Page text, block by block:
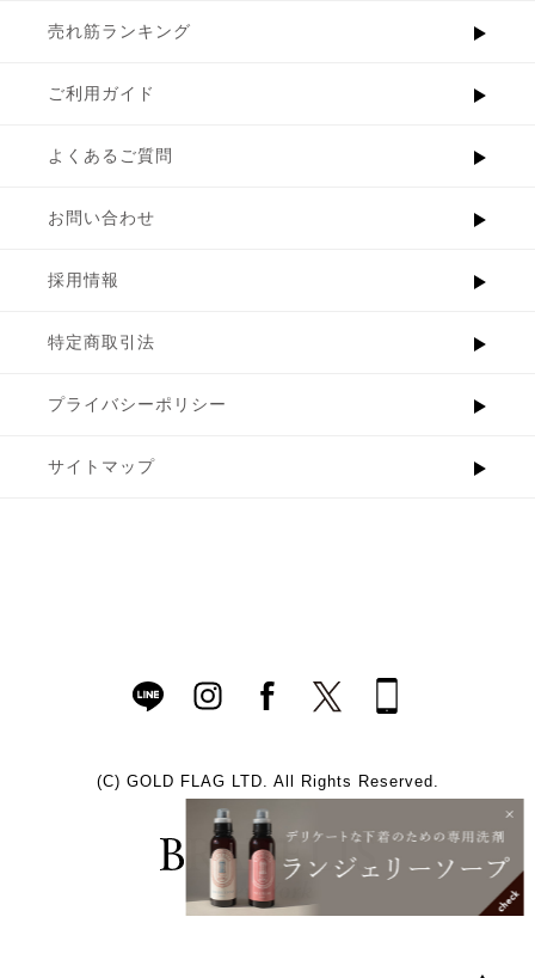
売れ筋ランキング
ご利用ガイド
よくあるご質問
お問い合わせ
採用情報
特定商取引法
プライバシーポリシー
サイトマップ
(C) GOLD FLAG LTD. All Rights Reserved.